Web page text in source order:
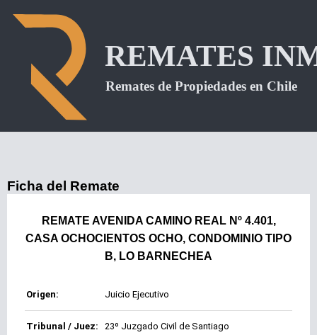
Ficha del Remate
REMATE AVENIDA CAMINO REAL Nº 4.401,
CASA OCHOCIENTOS OCHO, CONDOMINIO TIPO
B, LO BARNECHEA
Origen: Juicio Ejecutivo
Tribunal / Juez: 23º Juzgado Civil de Santiago